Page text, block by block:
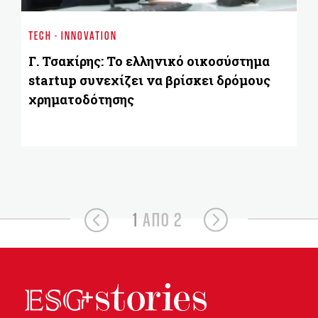
TECH - INNOVATION
Γ. Τσακίρης: Το ελληνικό οικοσύστημα
startup συνεχίζει να βρίσκει δρόμους
χρηματοδότησης
1 ΑΠΟ 2